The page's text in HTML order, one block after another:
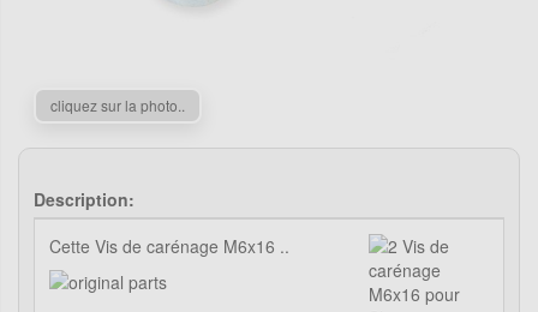
cliquez sur la photo..
Description:
Cette Vis de carénage M6x16 ..